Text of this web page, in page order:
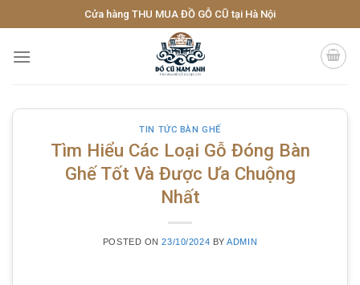
to
content
Cửa hàng THU MUA ĐỒ GỖ CŨ tại Hà Nội
TIN TỨC BÀN GHẾ
Tìm Hiểu Các Loại Gỗ Đóng Bàn
Ghế Tốt Và Được Ưa Chuộng
Nhất
POSTED ON23/10/2024 BYADMIN